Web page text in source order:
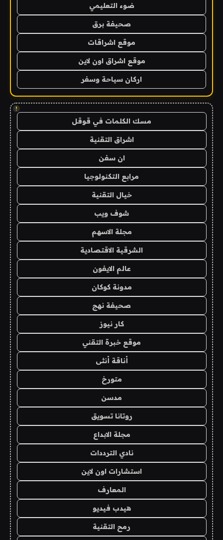
ضوء التعليمي
صحيفة برق
موقع اشراقات
موقع اشراق اون لاين
اركان سياحة وسفر
!
مسك الكلمات في قوقل
اشراق التقنية
ان سفن
مرابع التكنولوجيا
خيال التقنية
شوف ويب
مجلة الاسهم
الشرقية الاقتصادية
عالم الايفون
مدونة كوكان
صحيفة نهج
كار نيوز
موقع خبرة التقني
أناقة أنثى
متورخ
مدسن
روتانا تسويق
مجلة الابداع
نادي الترددات
استشارات اون لاين
المعارف
هيدب فيديو
رمح التقنية